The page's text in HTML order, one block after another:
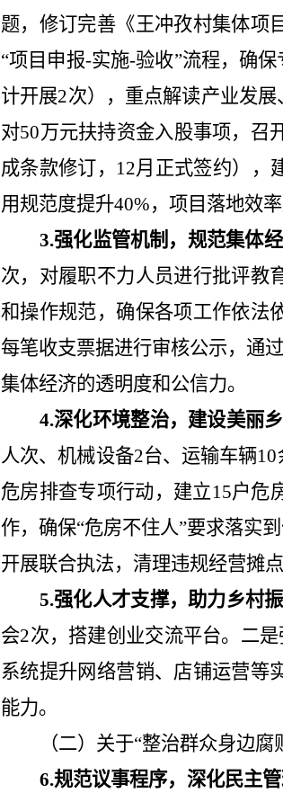
题，修订完善《王冲孜村集体项
“项目申报-实施-验收”流程，确保
计开展2次），重点解读产业发
对50万元扶持资金入股事项，召
成条款修订， 12月正式签约），
用规范度提升40%，项目落地效率
3.强化监管机制 ， 规范集体经
次，对履职不力人员进行批评教
和操作规范，确保各项工作依法
每笔收支票据进行审核公示，通过
集体经济的透明度和公信力。
4.深化环境整治，建设美丽乡
人次、机械设备2台、运输车辆10
危房排查专项行动，建立15户危
作，确保“危房不住人”要求落实
开展联合执法，清理违规经营摊
5.强化人才支撑，助力乡村振
会2次，搭建创业交流平台。二
系统提升网络营销、店铺运营等
能力。
（二）关于“整治群众身边腐
6.规范议事程序，深化民主